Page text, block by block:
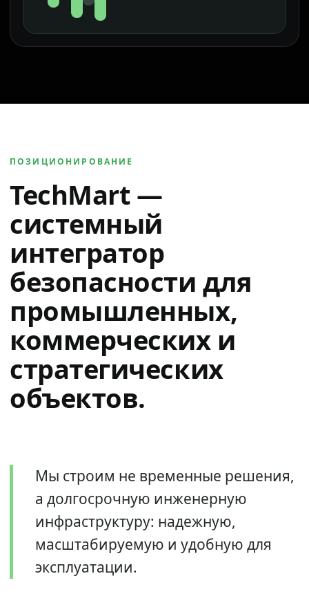
ПОЗИЦИОНИРОВАНИЕ
TechMart —
системный
интегратор
безопасности для
промышленных,
коммерческих и
стратегических
объектов.
Мы строим не временные решения,
а долгосрочную инженерную
инфраструктуру: надежную,
масштабируемую и удобную для
эксплуатации.